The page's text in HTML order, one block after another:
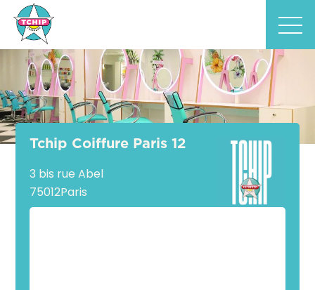
Tchip Coiffure Paris 12
3 bis rue Abel
75012Paris